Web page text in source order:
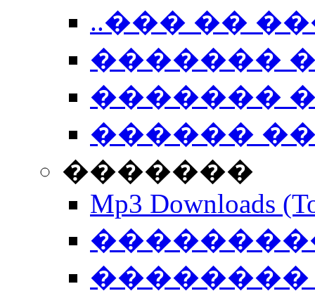
..��� ��
�������
�������
������
�������
Mp3 Downloads
��������